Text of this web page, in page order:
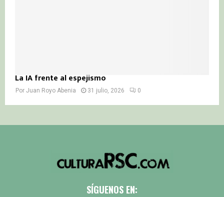
La IA frente al espejismo
Por Juan Royo Abenia 31 julio, 2026 0
SÍGUENOS EN: